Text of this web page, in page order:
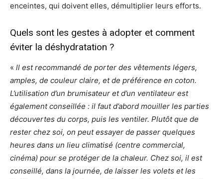
enceintes, qui doivent elles, démultiplier leurs efforts.
Quels sont les gestes à adopter et comment
éviter la déshydratation ?
« ll est recommandé de porter des vêtements légers,
amples, de couleur claire, et de préférence en coton.
L’utilisation d’un brumisateur et d’un ventilateur est
également conseillée : il faut d’abord mouiller les parties
découvertes du corps, puis les ventiler. Plutôt que de
rester chez soi, on peut essayer de passer quelques
heures dans un lieu climatisé (centre commercial,
cinéma) pour se protéger de la chaleur. Chez soi, il est
conseillé, dans la journée, de laisser les volets et les